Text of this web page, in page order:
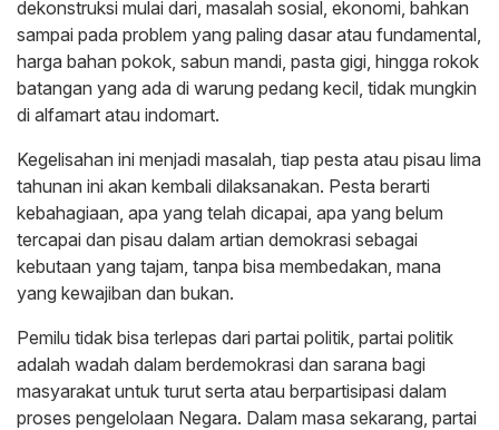
dekonstruksi mulai dari, masalah sosial, ekonomi, bahkan
sampai pada problem yang paling dasar atau fundamental,
harga bahan pokok, sabun mandi, pasta gigi, hingga rokok
batangan yang ada di warung pedang kecil, tidak mungkin
di alfamart atau indomart.
Kegelisahan ini menjadi masalah, tiap pesta atau pisau lima
tahunan ini akan kembali dilaksanakan. Pesta berarti
kebahagiaan, apa yang telah dicapai, apa yang belum
tercapai dan pisau dalam artian demokrasi sebagai
kebutaan yang tajam, tanpa bisa membedakan, mana
yang kewajiban dan bukan.
Pemilu tidak bisa terlepas dari partai politik, partai politik
adalah wadah dalam berdemokrasi dan sarana bagi
masyarakat untuk turut serta atau berpartisipasi dalam
proses pengelolaan Negara. Dalam masa sekarang, partai